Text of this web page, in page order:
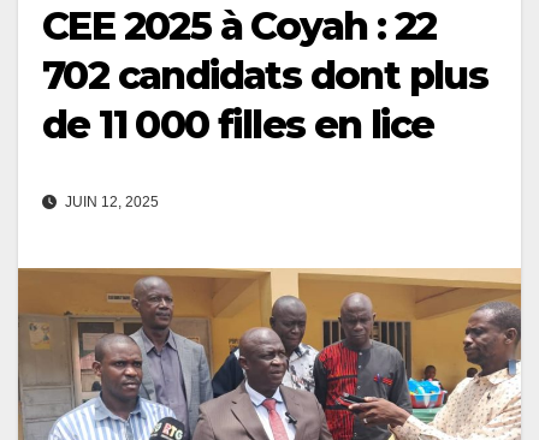
CEE 2025 à Coyah : 22
702 candidats dont plus
de 11 000 filles en lice
JUIN 12, 2025